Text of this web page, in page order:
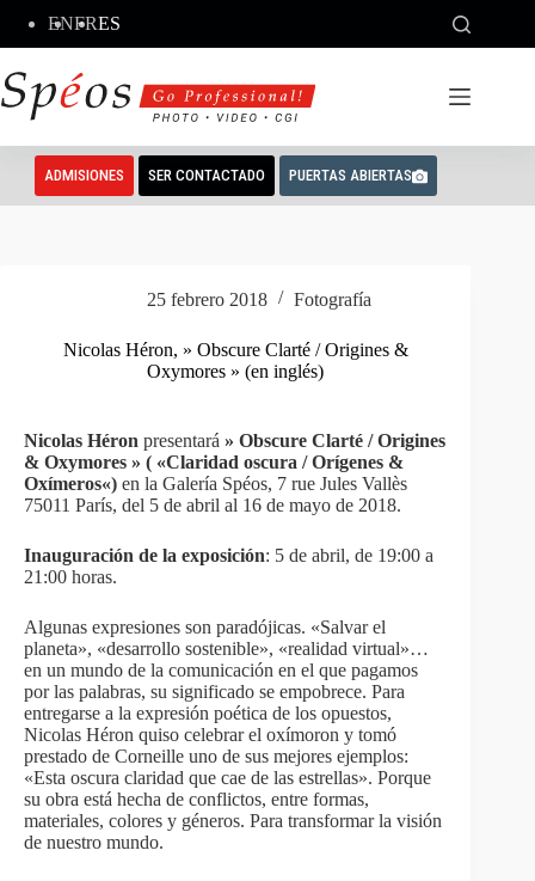
contenido
ENFRES
ADMISIONES SER CONTACTADO PUERTAS ABIERTAS
25 febrero 2018 Fotografía
Nicolas Héron, » Obscure Clarté / Origines &
Oxymores » (en inglés)
Nicolas Héron presentará » Obscure Clarté / Origines
& Oxymores » ( «Claridad oscura /Orígenes &
Oxímeros«) en la Galería Spéos, 7 rue Jules Vallès
75011 París, del 5 de abril al 16 de mayo de 2018.
Inauguración de la exposición: 5 de abril, de 19:00 a
21:00 horas.
Algunas expresiones son paradójicas. «Salvar el
planeta», «desarrollo sostenible», «realidad virtual»…
en un mundo de la comunicación en el que pagamos
por las palabras, su significado se empobrece. Para
entregarse a la expresión poética de los opuestos,
Nicolas Héron quiso celebrar el oxímoron y tomó
prestado de Corneille uno de sus mejores ejemplos:
«Esta oscura claridad que cae de las estrellas». Porque
su obra está hecha de conflictos, entre formas,
materiales, colores y géneros. Para transformar la visión
de nuestro mundo.